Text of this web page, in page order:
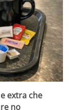
extra che
no